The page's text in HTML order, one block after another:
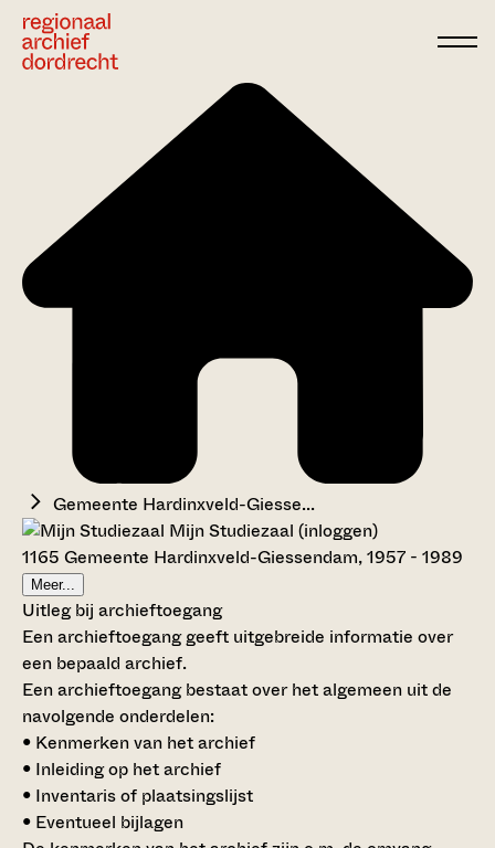
Gemeente Hardinxveld-Giesse...
Mijn Studiezaal (inloggen)
1165 Gemeente Hardinxveld-Giessendam, 1957 - 1989
Meer...
Uitleg bij archieftoegang
Een archieftoegang geeft uitgebreide informatie over
een bepaald archief.
Een archieftoegang bestaat over het algemeen uit de
navolgende onderdelen:
• Kenmerken van het archief
• Inleiding op het archief
• Inventaris of plaatsingslijst
• Eventueel bijlagen